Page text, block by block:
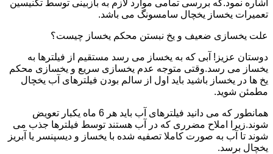
اشاره نمود.که بررسی تمامی موارد لازم به بازبینی توسط تکنیسین
تعمیرات یخساز یخچال سامسونگ می باشد.
علت یخسازی ضعیف و یخ نبستن محکم یخساز چیست؟
دوستان عزیز! آبی که به یخساز می رسد مستقیم از فیلترها به
یخساز می رسد.وقتی متوجه عدم یخسازی سریع و یخسازی محکم
یخ ها در یخساز باشید باید اول از سالم بودن فیلترهای آب یخچال
مطمئن شوید.
همانطور که می دانید فیلترهای آب باید هر 6 ماه یکبار تعویض
شوند.زیرا املاح مضرری که در آب هستند توسط فیلترها جذب می
شوند تا آب به صورت کاملا تصفیه شده با یخساز و دیسپنسر یا آبریز
یخچال برسد.